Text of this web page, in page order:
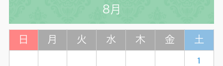
8月
日 月 火 水 木 金 土
1